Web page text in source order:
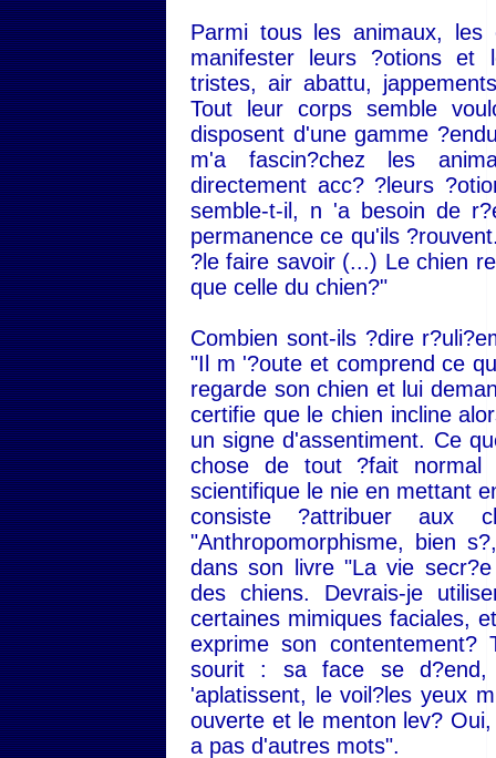
Parmi tous les animaux, les
manifester leurs ?otions et
tristes, air abattu,
Tout leur corps semble
disposent d'une gamme
m'a fascin?chez les
directement acc? ?leurs
semble-t-il, n 'a besoin de
permanence ce qu'ils
?le faire savoir (...) Le chien
que celle du chien?"
Combien sont-ils ?dire
"Il m '?oute et comprend ce
regarde son chien et lui
certifie que le chien incline
un signe d'assentiment. Ce
chose de tout ?fait
scientifique le nie en mettant
consiste ?attribuer aux
"Anthropomorphisme, bien
dans son livre "La vie
des chiens. Devrais-je
certaines mimiques faciales,
exprime son
sourit : sa face se d?end,
'aplatissent, le voil?les yeux
ouverte et le menton lev?
a pas d'autres mots".